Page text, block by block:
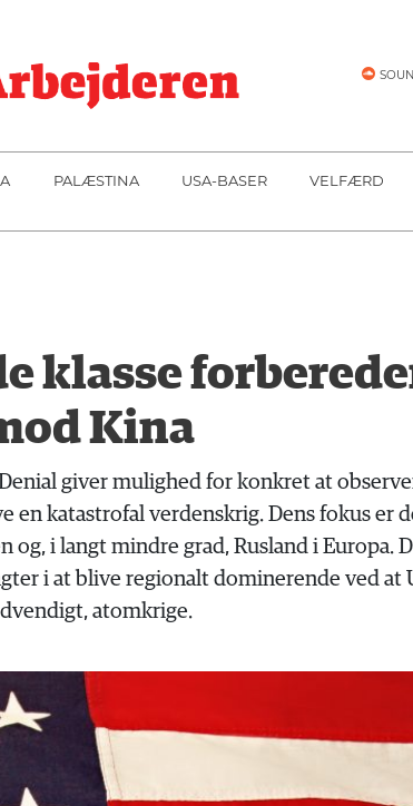
PALÆSTINA USA-BASER VELFÆRD
klasse forbereder
Kina
giver mulighed for konkret at
en katastrofal verdenskrig. Dens fokus er
i langt mindre grad, Rusland i Europa.
i at blive regionalt dominerende ved at
atomkrige.